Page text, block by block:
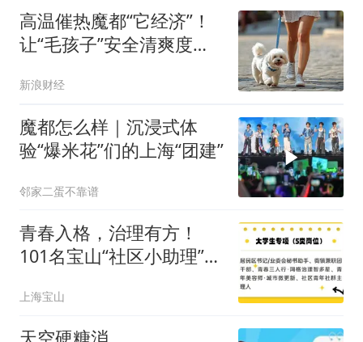
高温催热魔都“它经济”！
让“毛孩子”安全清爽度盛
新浪财经
魔都怎么样｜沉浸式体
验“爆米花”们的上海“团建”
邻家二蛋不靠谱
青春入格，治理有方！
101名宝山“社区小助理”上
上海宝山